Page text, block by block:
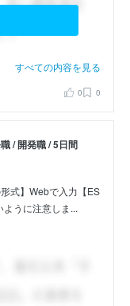
すべての内容を見る
0 0
/ 開発職 / 5日間
式】Webで入力【ES
うに注意しま...